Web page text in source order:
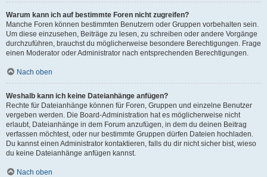
Warum kann ich auf bestimmte Foren nicht zugreifen?
Manche Foren können bestimmten Benutzern oder Gruppen vorbehalten sein.
Um diese einzusehen, Beiträge zu lesen, zu schreiben oder andere Vorgänge
durchzuführen, brauchst du möglicherweise besondere Berechtigungen. Frage
einen Moderator oder Administrator nach entsprechenden Berechtigungen.
Nach oben
Weshalb kann ich keine Dateianhänge anfügen?
Rechte für Dateianhänge können für Foren, Gruppen und einzelne Benutzer
vergeben werden. Die Board-Administration hat es möglicherweise nicht
erlaubt, Dateianhänge in dem Forum anzufügen, in dem du deinen Beitrag
verfassen möchtest, oder nur bestimmte Gruppen dürfen Dateien hochladen.
Du kannst einen Administrator kontaktieren, falls du dir nicht sicher bist, wieso
du keine Dateianhänge anfügen kannst.
Nach oben